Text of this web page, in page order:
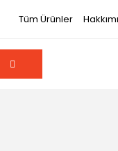
Tüm Ürünler